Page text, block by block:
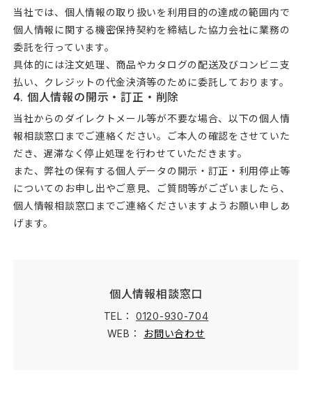
当社では、個人情報の取り扱いを利用目的の達成の範囲内で
個人情報に関する機密保持契約を締結した協力会社に業務の
委託を行っています。
具体的には注文処理、商品やカタログの配送及びコンビニ支
払い、クレジットの代金決済等のために委託しております。
4. 個人情報の開示・訂正・削除
当社からのダイレクトメール等が不要な場合、以下の個人情
報相談窓口までご連絡ください。ご本人の確認をさせていた
だき、遅滞なく停止処理を行わせていただきます。
また、弊社の保有する個人データの開示・訂正・利用停止等
についてのお申し出やご意見、ご質問等がございましたら、
個人情報相談窓口までご連絡くださいますようお願い申しあ
げます。
個人情報相談窓口
TEL：0120-930-704
WEB：
お問い合わせ